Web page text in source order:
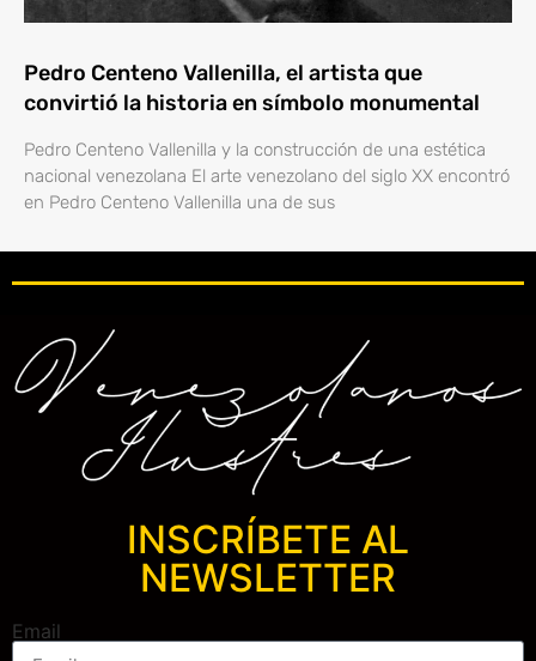
Pedro Centeno Vallenilla, el artista que
convirtió la historia en símbolo monumental
Pedro Centeno Vallenilla y la construcción de una estética
nacional venezolana El arte venezolano del siglo XX encontró
en Pedro Centeno Vallenilla una de sus
INSCRÍBETE AL
NEWSLETTER
Email